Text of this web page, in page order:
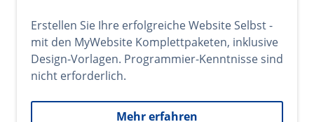
Erstellen Sie Ihre erfolgreiche Website Selbst -
mit den MyWebsite Komplettpaketen, inklusive
Design-Vorlagen. Programmier-Kenntnisse sind
nicht erforderlich.
Mehr erfahren